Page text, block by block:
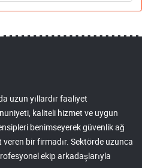
uzun yıllardır faaliyet
kaliteli hizmet ve uygun
benimseyerek güvenlik ağ
bir firmadır. Sektörde uzunca
ekip arkadaşlarıyla